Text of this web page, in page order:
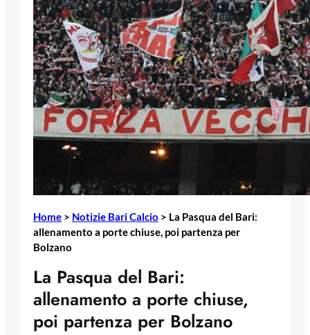
Home > Notizie Bari Calcio > La Pasqua del Bari:
allenamento a porte chiuse, poi partenza per
Bolzano
La Pasqua del Bari:
allenamento a porte chiuse,
poi partenza per Bolzano